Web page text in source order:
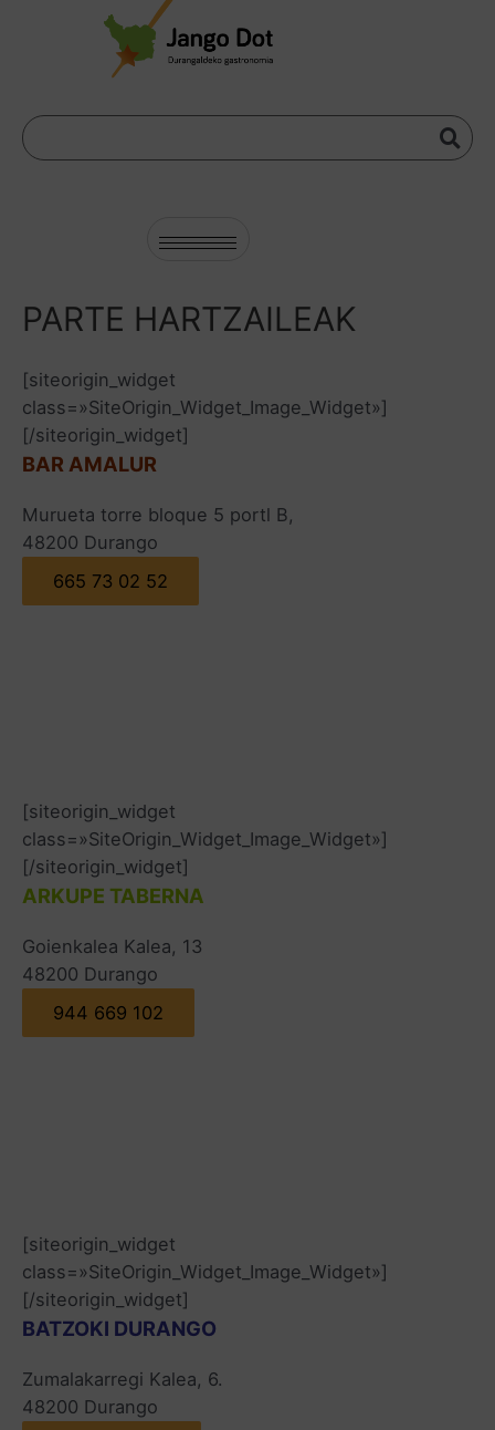
PARTE HARTZAILEAK
[siteorigin_widget
class=»SiteOrigin_Widget_Image_Widget»]
[/siteorigin_widget]
BAR AMALUR
Murueta torre bloque 5 portl B,
48200 Durango
665 73 02 52
[siteorigin_widget
class=»SiteOrigin_Widget_Image_Widget»]
[/siteorigin_widget]
ARKUPE TABERNA
Goienkalea Kalea, 13
48200 Durango
944 669 102
[siteorigin_widget
class=»SiteOrigin_Widget_Image_Widget»]
[/siteorigin_widget]
BATZOKI DURANGO
Zumalakarregi Kalea, 6.
48200 Durango